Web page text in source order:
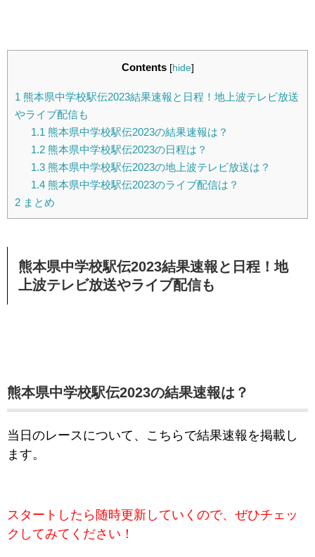
Contents [hide]
1 熊本県中学校駅伝2023結果速報と日程！地上波テレビ放送
やライブ配信も
1.1 熊本県中学校駅伝2023の結果速報は？
1.2熊本県中学校駅伝2023の日程は？
1.3熊本県中学校駅伝2023の地上波テレビ放送は？
1.4熊本県中学校駅伝2023のライブ配信は？
2 まとめ
熊本県中学校駅伝2023結果速報と日程！地
上波テレビ放送やライブ配信も
熊本県中学校駅伝2023の結果速報は？
当日のレースについて、こちらで結果速報を掲載し
ます。
スタートしたら随時更新していくので、ぜひチェッ
クしてみてください！